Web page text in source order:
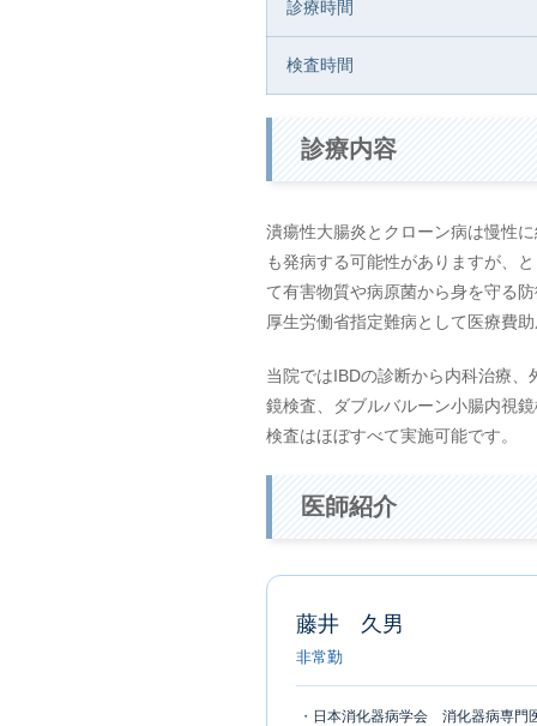
診療時間
検査時間
診療内容
潰瘍性大腸炎とクローン病は慢性
も発病する可能性がありますが、
て有害物質や病原菌から身を守る
厚生労働省指定難病として医療費
当院ではIBDの診断から内科治療
鏡検査、ダブルバルーン小腸内視
検査はほぼすべて実施可能です。
医師紹介
藤井 久男
非常勤
日本消化器病学会 消化器病専門